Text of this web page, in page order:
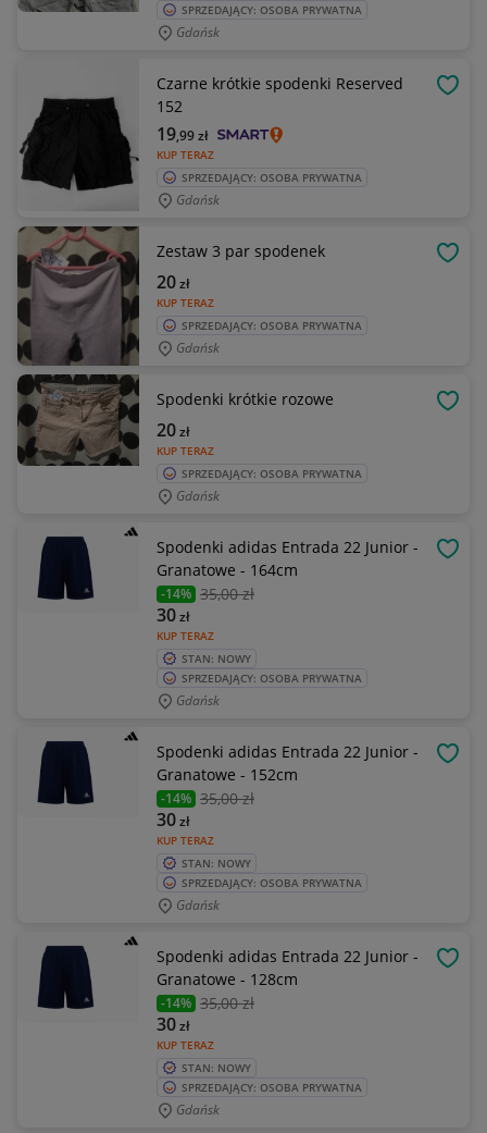
SPRZEDAJĄCY: OSOBA PRYWATNA
Gdańsk
Czarne krótkie spodenki Reserved
152
KUP TERAZ
19,99zł
SPRZEDAJĄCY: OSOBA PRYWATNA
Gdańsk
Zestaw 3 par spodenek
KUP TERAZ
20zł
SPRZEDAJĄCY: OSOBA PRYWATNA
Gdańsk
Spodenki krótkie rozowe
KUP TERAZ
20zł
SPRZEDAJĄCY: OSOBA PRYWATNA
Gdańsk
Spodenki adidas Entrada 22 Junior -
Granatowe - 164cm
-14% 35,00 zł
KUP TERAZ
30zł
STAN: NOWY
SPRZEDAJĄCY: OSOBA PRYWATNA
Gdańsk
Spodenki adidas Entrada 22 Junior -
Granatowe - 152cm
-14% 35,00 zł
KUP TERAZ
30zł
STAN: NOWY
SPRZEDAJĄCY: OSOBA PRYWATNA
Gdańsk
Spodenki adidas Entrada 22 Junior -
Granatowe - 128cm
-14% 35,00 zł
KUP TERAZ
30zł
STAN: NOWY
SPRZEDAJĄCY: OSOBA PRYWATNA
Gdańsk